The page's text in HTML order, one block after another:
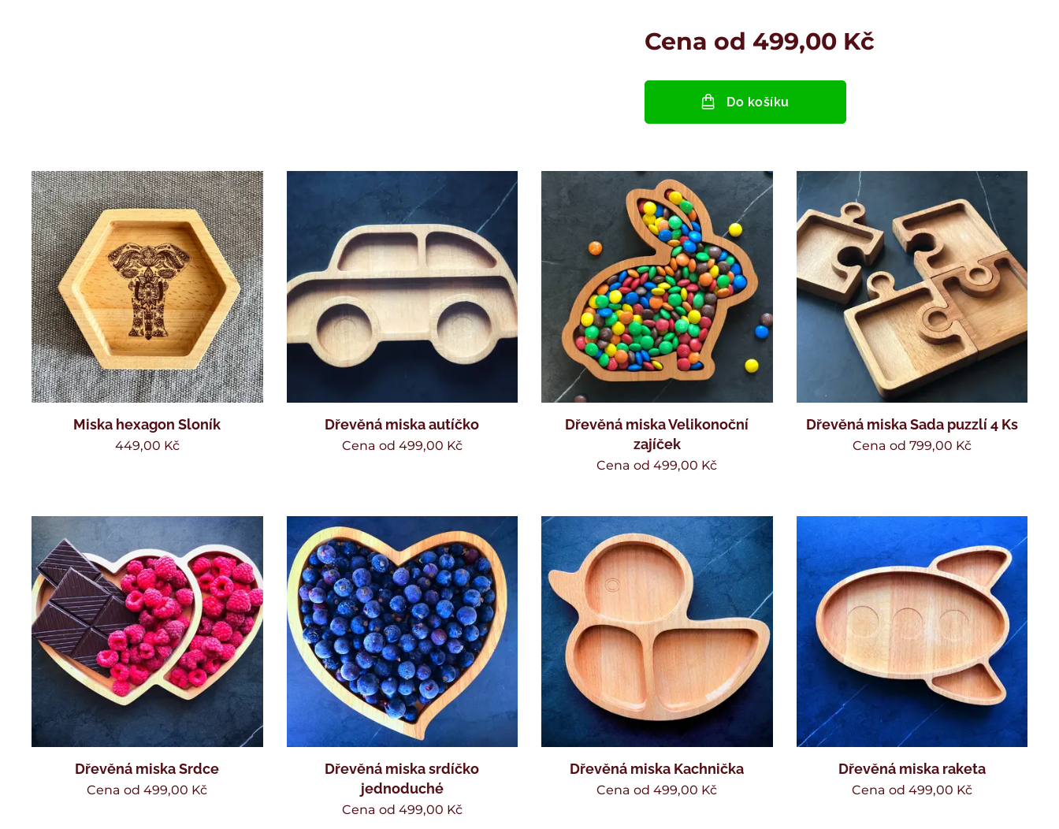
Cena od 499,00 Kč
Do košíku
Miska hexagon Sloník
449,00 Kč
Dřevěná miska autíčko
Cena od 499,00 Kč
Dřevěná miska Velikonoční
zajíček
Cena od499,00 Kč
Dřevěná miska Sada puzzlí 4 Ks
Cena od 799,00 Kč
Dřevěná miska Srdce
Cena od499,00 Kč
Dřevěná miska srdíčko
jednoduché
Cena od 499,00 Kč
Dřevěná miska Kachnička
Cena od499,00 Kč
Dřevěná miska raketa
Cena od 499,00 Kč